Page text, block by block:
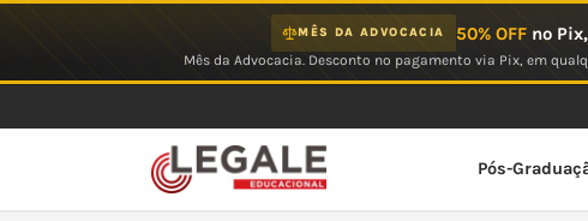
MÊS DA ADVOCACIA 50% OFFno
Mês da Advocacia. Desconto no pagamento via Pix, em
Pós-